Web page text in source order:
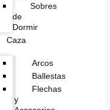
Sobres
de
Dormir
Caza
Arcos
Ballestas
Flechas
y